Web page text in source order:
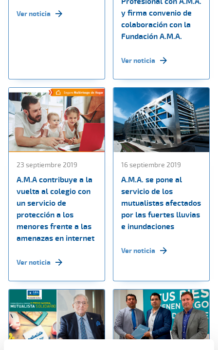
Ver noticia
y firma convenio de
colaboración con la
Fundación A.M.A.
Ver noticia
23 septiembre 2019
A.M.A contribuye a la
vuelta al colegio con
un servicio de
protección a los
menores frente a las
amenazas en internet
Ver noticia
16 septiembre 2019
A.M.A. se pone al
servicio de los
mutualistas afectados
por las fuertes lluvias
e inundaciones
Ver noticia